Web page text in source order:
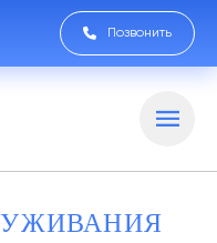
Позвонить